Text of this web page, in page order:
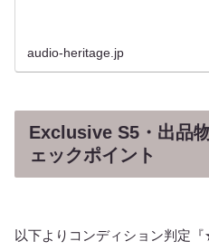
audio-heritage.jp
Exclusive S5・出品
ェックポイント
以下よりコンディション判定